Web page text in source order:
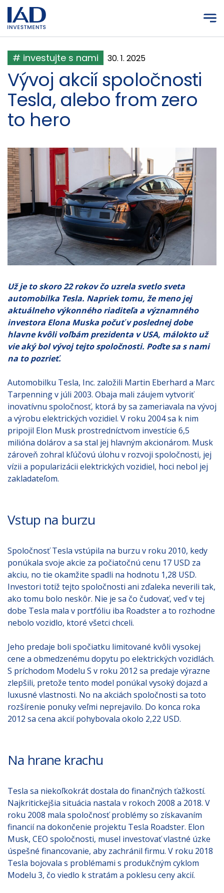
Prejsť na hlavný obsah
# investujte s nami 30. 1. 2025
Vývoj akcií spoločnosti
Tesla, alebo from zero
to hero
Už je to skoro 22 rokov čo uzrela svetlo sveta
automobilka Tesla. Napriek tomu, že meno jej
aktuálneho výkonného riaditeľa a významného
investora Elona Muska počuť v poslednej dobe
hlavne kvôli voľbám prezidenta v USA, málokto už
vie aký bol vývoj tejto spoločnosti. Poďte sa s nami
na to pozrieť.
Automobilku Tesla, Inc. založili Martin Eberhard a Marc
Tarpenning v júli 2003. Obaja mali záujem vytvoriť
inovatívnu spoločnosť, ktorá by sa zameriavala na vývoj
a výrobu elektrických vozidiel. V roku 2004 sa k nim
pripojil Elon Musk prostredníctvom investície 6,5
milióna dolárov a sa stal jej hlavným akcionárom. Musk
zároveň zohral kľúčovú úlohu v rozvoji spoločnosti, jej
vízii a popularizácii elektrických vozidiel, hoci nebol jej
zakladateľom.
Vstup na burzu
Spoločnosť Tesla vstúpila na burzu v roku 2010, kedy
ponúkala svoje akcie za počiatočnú cenu 17 USD za
akciu, no tie okamžite spadli na hodnotu 1,28 USD.
Investori totiž tejto spoločnosti ani zďaleka neverili tak,
ako tomu bolo neskôr. Nie je sa čo čudovať, veď v tej
dobe Tesla mala v portfóliu iba Roadster a to rozhodne
nebolo vozidlo, ktoré všetci chceli.
Jeho predaje boli spočiatku limitované kvôli vysokej
cene a obmedzenému dopytu po elektrických vozidlách.
S príchodom Modelu S v roku 2012 sa predaje výrazne
zlepšili, pretože tento model ponúkal vysoký dojazd a
luxusné vlastnosti. No na akciách spoločnosti sa toto
rozšírenie ponuky veľmi neprejavilo. Do konca roka
2012 sa cena akcií pohybovala okolo 2,22 USD.
Na hrane krachu
Tesla sa niekoľkokrát dostala do finančných ťažkostí.
Najkritickejšia situácia nastala v rokoch 2008 a 2018. V
roku 2008 mala spoločnosť problémy so získavaním
financií na dokončenie projektu Tesla Roadster. Elon
Musk, CEO spoločnosti, musel investovať vlastné úzke
úspešné financovanie, aby zachránil firmu. V roku 2018
Tesla bojovala s problémami s produkčným cyklom
Modelu 3, čo viedlo k stratám a poklesu ceny akcií.